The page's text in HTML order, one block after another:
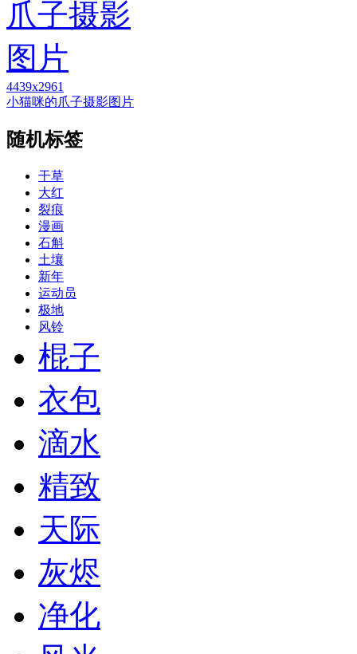
4439x2961
小猫咪的爪子摄影图片
随机标签
干草
大红
裂痕
漫画
石斛
土壤
新年
运动员
极地
风铃
棍子
衣包
滴水
精致
天际
灰烬
净化